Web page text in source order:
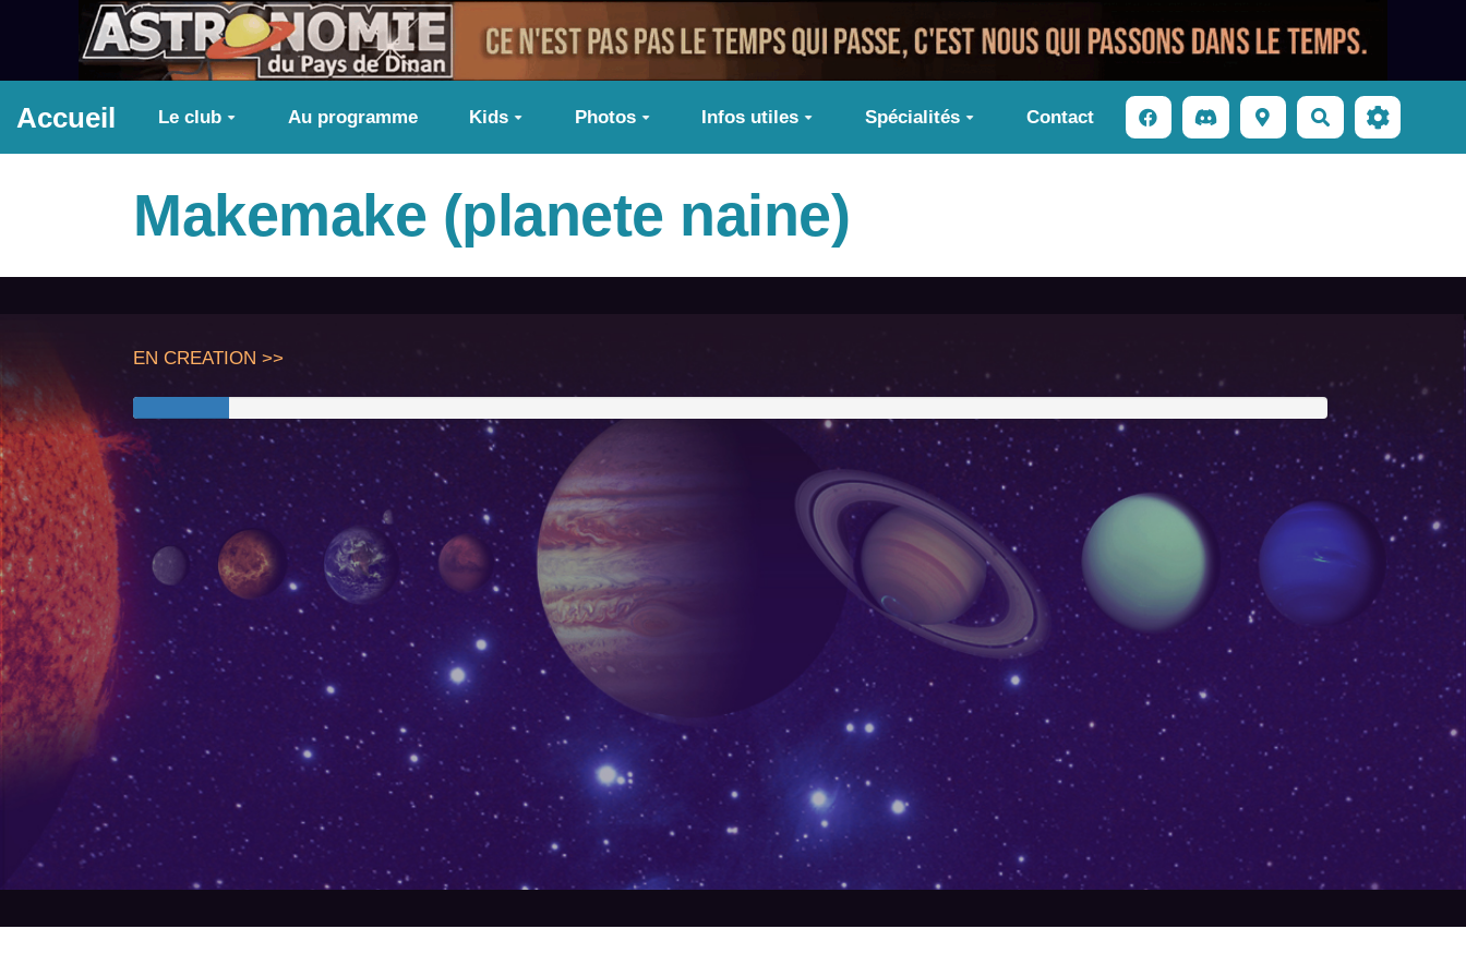
Aller au contenu principal
Accueil Le club Au programme Kids Photos Infos utiles Spécialités Contact Rechercher
Makemake (planete naine)
EN CREATION >>